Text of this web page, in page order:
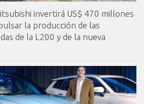
invertirá US$ 470 millones
la producción de las
de la L200 y de la nueva